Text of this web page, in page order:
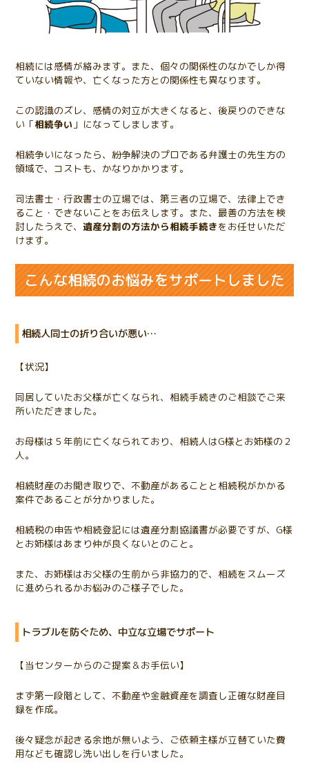
相続には感情が絡みます。また、個々の関係性のなかでしか得
ていない情報や、亡くなった方との関係性も異なります。
この認識のズレ、感情の対立が大きくなると、後戻りのできな
い「相続争い 」になってしまします。
相続争いになったら、紛争解決のプロである弁護士の先生方の
領域で、コストも、かなりかかります。
司法書士・行政書士の立場では、第三者の立場で、法律上でき
ること・できないことをお伝えします。また、最善の方法を検
討したうえで、遺産分割の方法から相続手続きをお任せいただ
けます。
こんな相続のお悩みをサポートしました
相続人同士の折り合いが悪い…
【状況】
同居していたお父様が亡くなられ、相続手続きのご相談でご来
所いただきました。
お母様は５年前に亡くなられており、相続人はG様とお姉様の２
人。
相続財産のお聞き取りで、不動産があることと相続税がかかる
案件であることが分かりました。
相続税の申告や相続登記には遺産分割協議書が必要ですが、G様
とお姉様はあまり仲が良くないとのこと。
また、お姉様はお父様の生前から非協力的で、相続をスムーズ
に進められるかお悩みのご様子でした。
トラブルを防ぐため、中立な立場でサポート
【当センターからのご提案＆お手伝い】
まず第一段階として、不動産や金融資産を調査し正確な財産目
録を作成。
後々疑念が起きる余地が無いよう、ご依頼主様が立替ていた費
用なども確認し洗い出しを行いました。